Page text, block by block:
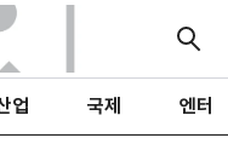
업 국제 엔터